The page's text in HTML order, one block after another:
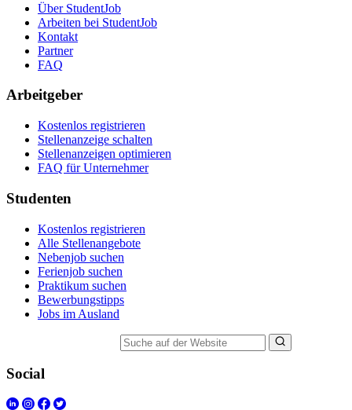
Über StudentJob
Arbeiten bei StudentJob
Kontakt
Partner
FAQ
Arbeitgeber
Kostenlos registrieren
Stellenanzeige schalten
Stellenanzeigen optimieren
FAQ für Unternehmer
Studenten
Kostenlos registrieren
Alle Stellenangebote
Nebenjob suchen
Ferienjob suchen
Praktikum suchen
Bewerbungstipps
Jobs im Ausland
Social